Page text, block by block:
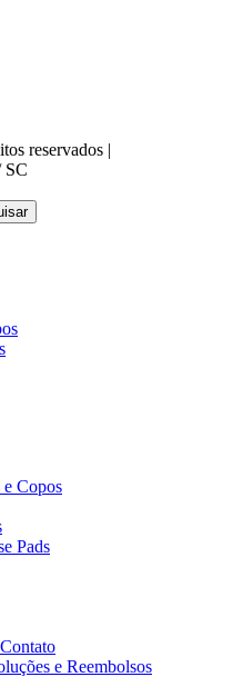
reservados |
SC
e Copos
Pads
e Reembolsos